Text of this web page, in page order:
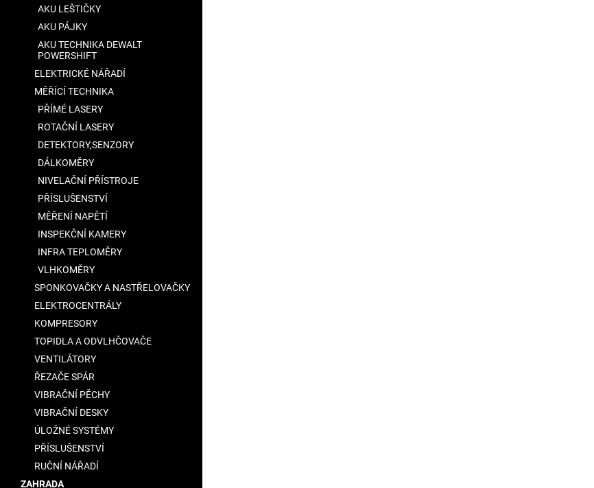
AKU LEŠTIČKY
AKU PÁJKY
AKU TECHNIKA DEWALT
POWERSHIFT
ELEKTRICKÉ NÁŘADÍ
MĚŘÍCÍ TECHNIKA
PŘÍMÉ LASERY
ROTAČNÍ LASERY
DETEKTORY,SENZORY
DÁLKOMĚRY
NIVELAČNÍ PŘÍSTROJE
PŘÍSLUŠENSTVÍ
MĚŘENÍ NAPĚTÍ
INSPEKČNÍ KAMERY
INFRA TEPLOMĚRY
VLHKOMĚRY
SPONKOVAČKY A NASTŘELOVAČKY
ELEKTROCENTRÁLY
KOMPRESORY
TOPIDLA A ODVLHČOVAČE
VENTILÁTORY
ŘEZAČE SPÁR
VIBRAČNÍ PĚCHY
VIBRAČNÍ DESKY
ÚLOŽNÉ SYSTÉMY
PŘÍSLUŠENSTVÍ
RUČNÍ NÁŘADÍ
ZAHRADA